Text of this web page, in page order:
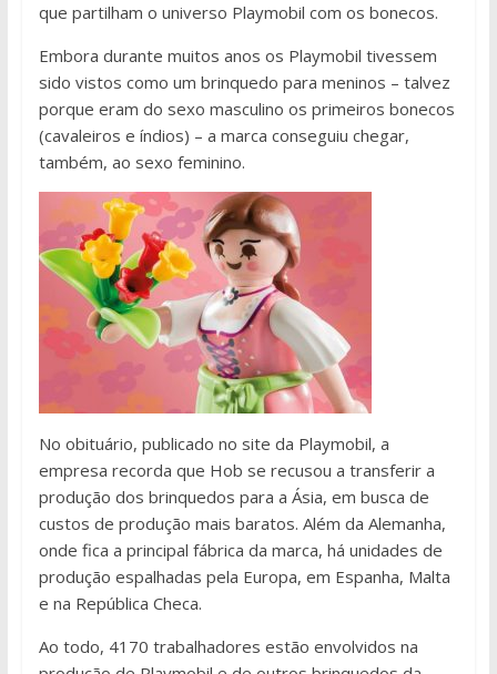
que partilham o universo Playmobil com os bonecos.
Embora durante muitos anos os Playmobil tivessem
sido vistos como um brinquedo para meninos – talvez
porque eram do sexo masculino os primeiros bonecos
(cavaleiros e índios) – a marca conseguiu chegar,
também, ao sexo feminino.
No obituário, publicado no site da Playmobil, a
empresa recorda que Hob se recusou a transferir a
produção dos brinquedos para a Ásia, em busca de
custos de produção mais baratos. Além da Alemanha,
onde fica a principal fábrica da marca, há unidades de
produção espalhadas pela Europa, em Espanha, Malta
e na República Checa.
Ao todo, 4170 trabalhadores estão envolvidos na